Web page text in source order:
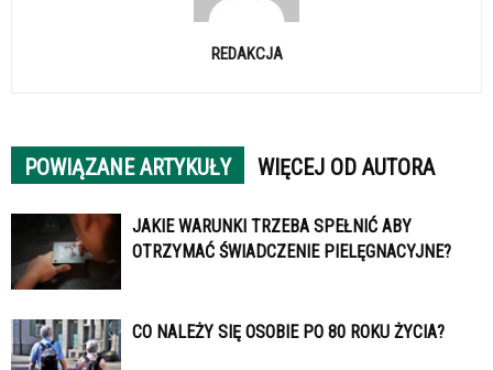
REDAKCJA
POWIĄZANE ARTYKUŁY WIĘCEJ OD AUTORA
JAKIE WARUNKI TRZEBA SPEŁNIĆ ABY
OTRZYMAĆ ŚWIADCZENIE PIELĘGNACYJNE?
CO NALEŻY SIĘ OSOBIE PO 80 ROKU ŻYCIA?